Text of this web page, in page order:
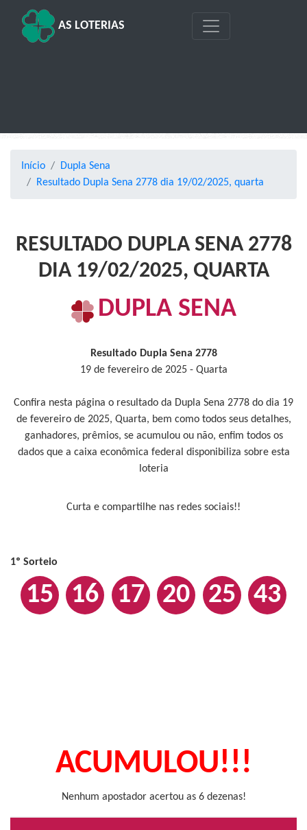
AS LOTERIAS
Início
Dupla Sena
Resultado Dupla Sena 2778 dia 19/02/2025, quarta
RESULTADO DUPLA SENA 2778
DIA 19/02/2025, QUARTA
DUPLA SENA
Resultado Dupla Sena 2778
19 de fevereiro de 2025 - Quarta
Confira nesta página o resultado da Dupla Sena 2778 do dia 19
de fevereiro de 2025, Quarta, bem como todos seus detalhes,
ganhadores, prêmios, se acumulou ou não, enfim todos os
dados que a caixa econômica federal disponibiliza sobre esta
loteria
Curta e compartilhe nas redes sociais!!
1º Sorteio
15 16 17 20 25 43
ACUMULOU!!!
Nenhum apostador acertou as 6 dezenas!